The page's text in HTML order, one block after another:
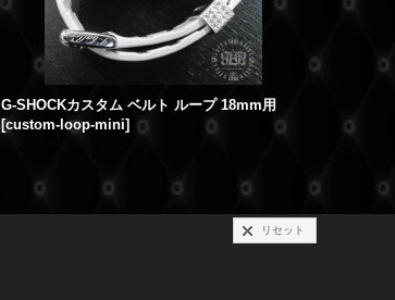
G-SHOCKカスタム ベルト ループ 18mm用
[custom-loop-mini] custom-
リセット